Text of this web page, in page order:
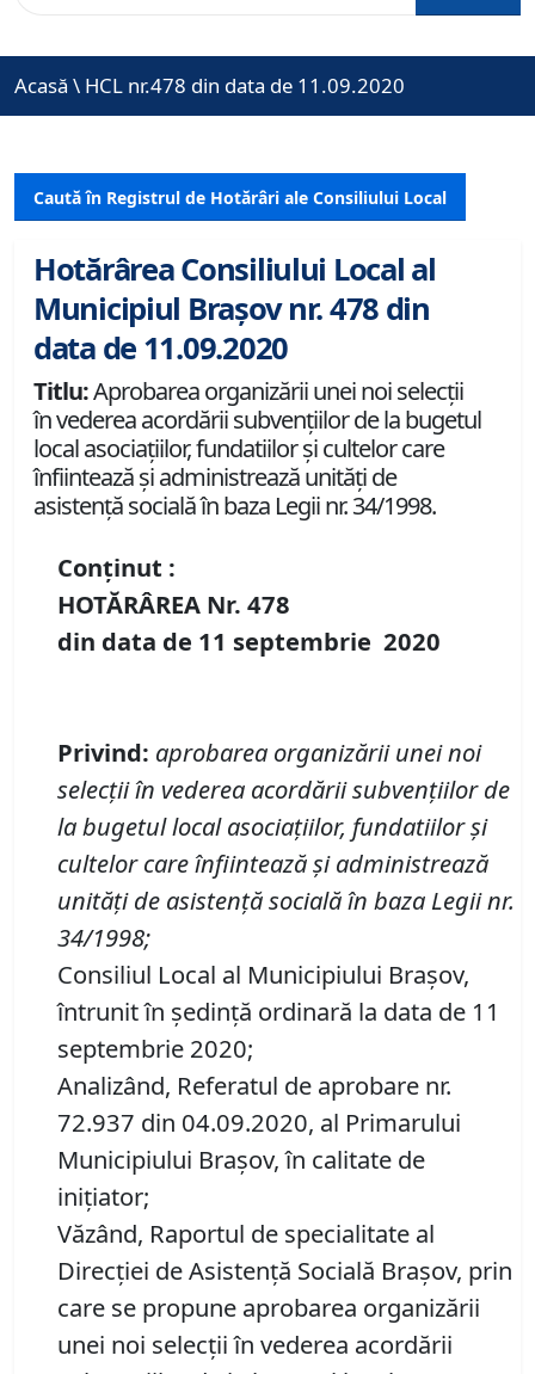
Acasă \ HCL nr.478 din data de 11.09.2020
Caută în Registrul de Hotărâri ale Consiliului Local
Hotărârea Consiliului Local al
Municipiul Brașov nr. 478 din
data de 11.09.2020
Titlu:Aprobarea organizării unei noi selecții
în vederea acordării subvențiilor de la bugetul
local asociaţiilor, fundatiilor şi cultelor care
înfiintează şi administrează unităţi de
asistenţă socială în baza Legii nr. 34/1998.
Conținut :
HOTĂRÂREA Nr. 478
din data de 11 septembrie 2020
Privind: aprobarea organizării unei noi
selecții în vederea acordării subvențiilor de
la bugetul local asociaţiilor, fundatiilor şi
cultelor care înfiintează şi administrează
unităţi de asistenţă socială în baza Legii nr.
34/1998;
Consiliul Local al Municipiului Brașov,
întrunit în ședință ordinară la data de 11
septembrie 2020;
Analizând, Referatul de aprobare nr.
72.937 din 04.09.2020, al Primarului
Municipiului Braşov, în calitate de
inițiator;
Văzând, Raportul de specialitate al
Direcției de Asistență Socială Brașov, prin
care se propune aprobarea organizării
unei noi selecții în vederea acordării